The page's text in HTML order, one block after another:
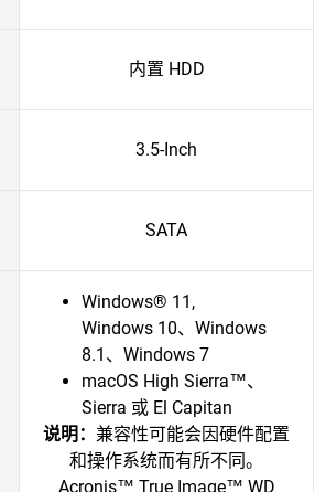
内置 HDD
3.5-Inch
SATA
Windows® 11,
Windows 10、Windows
8.1、Windows 7
macOS High Sierra™、
Sierra 或 El Capitan
说明： 兼容性可能会因硬件配置
和操作系统而有所不同。
Acronis™ True Image™ WD